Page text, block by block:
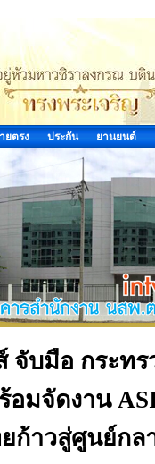
ยตรง ประกัน ยานยนต์
จับมือ กระทร
มจัดงาน
ก้าวสู่ศูนย์กล